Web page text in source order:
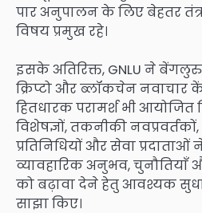
पार अनुपालन के लिए बेहतर
विषय प्रमुख रहे।
इसके अतिरिक्त, GNLU ने
क्रिप्टो और ब्लॉकचेन नवाचार
हितधारक परामर्श भी आयोजित
विशेषज्ञों, तकनीकी
प्रतिनिधियों और सेवा
व्यावहारिक अनुभव, चुनौतियाँ
को बढ़ावा देने हेतु आवश्यक
साझा किए।